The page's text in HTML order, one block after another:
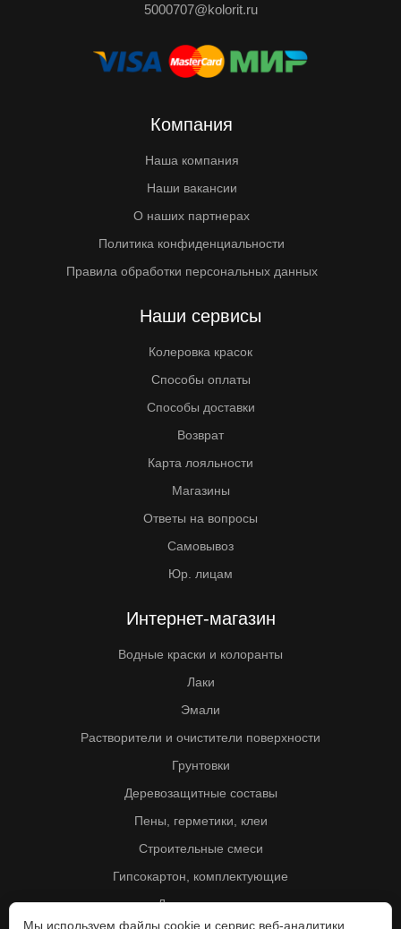
5000707@kolorit.ru
Компания
Наша компания
Наши вакансии
О наших партнерах
Политика конфиденциальности
Правила обработки персональных данных
Наши сервисы
Колеровка красок
Способы оплаты
Способы доставки
Возврат
Карта лояльности
Магазины
Ответы на вопросы
Самовывоз
Юр. лицам
Интернет-магазин
Водные краски и колоранты
Лаки
Эмали
Растворители и очистители поверхности
Грунтовки
Деревозащитные составы
Пены, герметики, клеи
Строительные смеси
Гипсокартон, комплектующие
Другие товары
Мы используем файлы cookie и сервис веб-аналитики